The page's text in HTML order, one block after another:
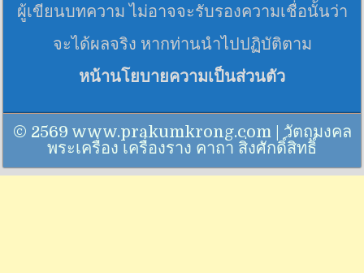
ผู้เขียนบทความ ไม่อาจจะรับรองความเชื่อนั้นว่า
จะได้ผลจริง หากท่านนำไปปฏิบัติตาม
หน้านโยบายความเป็นส่วนตัว
© 2569 www.prakumkrong.com | วัตถุมงคล
พระเครื่อง เครื่องราง คาถา สิ่งศักดิ์สิทธิ์